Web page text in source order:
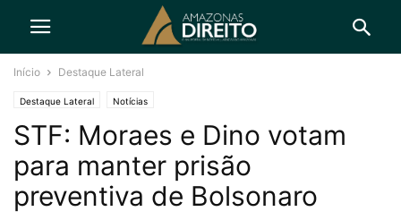
Início Destaque Lateral
Destaque Lateral Notícias
STF: Moraes e Dino votam
para manter prisão
preventiva de Bolsonaro